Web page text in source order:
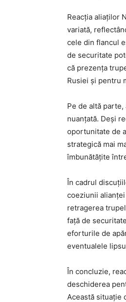
Reacția aliaților
variată,
cele din flancul
de securitate
că prezența
Rusiei și pentru
Pe de altă
nuanțată. Deși
oportunitate de
strategică mai
îmbunătățite
În cadrul
coeziunii
retragerea
față de
eforturile de
eventualele
În concluzie,
deschiderea
Această situație